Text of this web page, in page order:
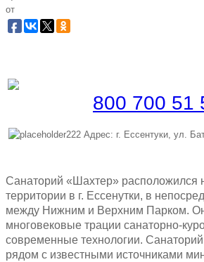
от
800 700 51
Адрес: г. Ессентуки, ул.
Санаторий «Шахтер» расположился
территории в г. Ессенутки, в
между Нижним и Верхним Парком. Он
многовековые трации санаторно-
современные технологии. Санаторий
рядом с известными источниками